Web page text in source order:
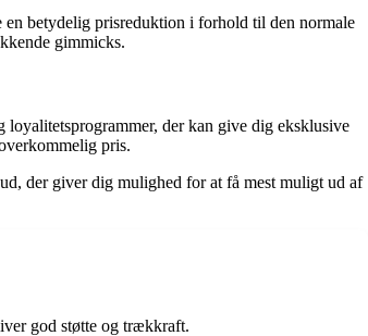
betydelig prisreduktion i forhold til den normale
gimmicks.
der kan give dig eksklusive
pris.
der giver dig mulighed for at få mest muligt ud af
god støtte og trækkraft.